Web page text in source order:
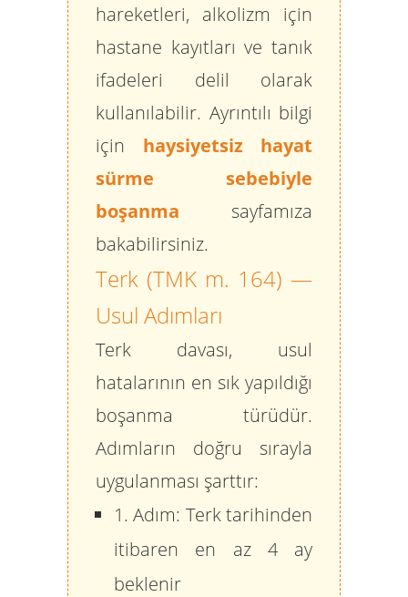
hareketleri, alkolizm için
hastane kayıtları ve tanık
ifadeleri delil olarak
kullanılabilir. Ayrıntılı bilgi
için haysiyetsiz hayat
sürme sebebiyle
boşanma sayfamıza
bakabilirsiniz.
Terk (TMK m. 164) —
Usul Adımları
Terk davası, usul
hatalarının en sık yapıldığı
boşanma türüdür.
Adımların doğru sırayla
uygulanması şarttır:
1. Adım: Terk tarihinden
itibaren en az 4 ay
beklenir